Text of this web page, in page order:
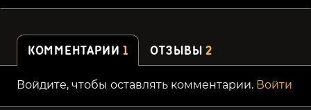
КОММЕНТАРИИ 1 ОТЗЫВЫ2
Войдите, чтобы оставлять комментарии. Войти